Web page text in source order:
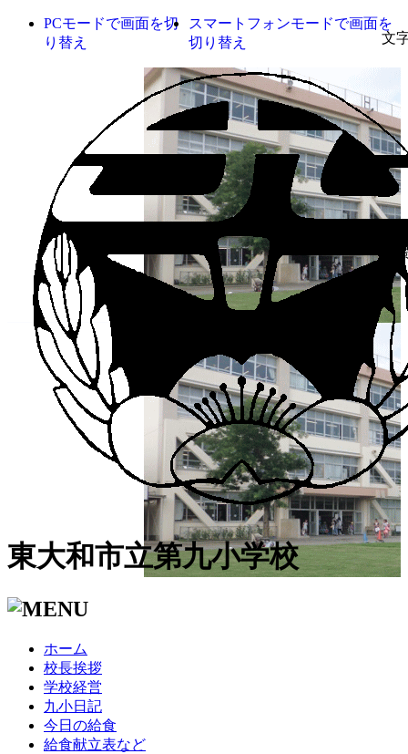
文
背
PCモードで画面を切
り替え
スマートフォンモードで画面を
切り替え
東大和市立第九小学校
ホーム
校長挨拶
学校経営
九小日記
今日の給食
給食献立表など